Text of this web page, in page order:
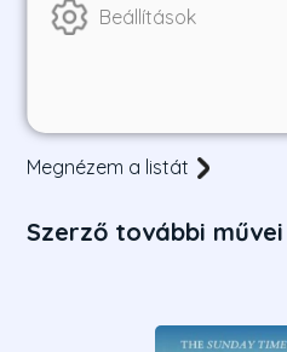
cali kartell fia vagyok
Megnézem a listát
Szerző további művei
Beállítások